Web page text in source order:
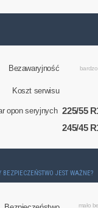
Bezawaryjność
Koszt serwisu
opon seryjnych 225/55
245/45
BEZPIECZEŃSTWO JEST WAŻNE?
mało